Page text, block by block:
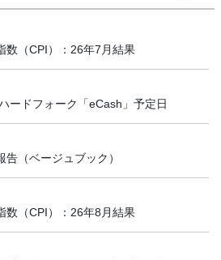
数（CPI）：26年7月結果
ードフォーク「eCash」予定日
告（ベージュブック）
数（CPI）：26年8月結果